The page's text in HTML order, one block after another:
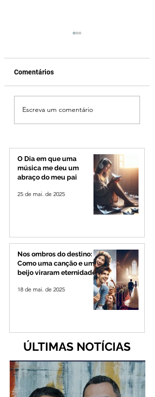
Tempo seco aumenta
exige cuidados com a
Paranaíba e Triângulo
Mineiro
Comentários
Escreva um comentário
O Dia em que uma
música me deu um
abraço do meu pai
25 de mai. de 2025
Nos ombros do destino:
Como uma canção e um
beijo viraram eternidade
18 de mai. de 2025
ÚLTIMAS NOTÍCIAS